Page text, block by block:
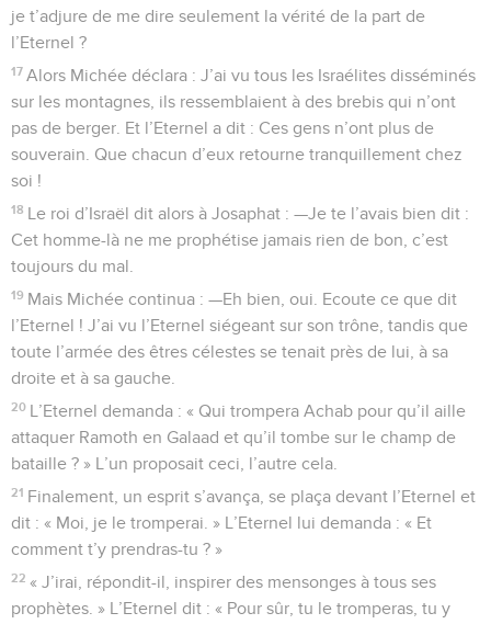
je t’adjure de me dire seulement la vérité de la part de
l’Eternel ?
17 Alors Michée déclara : J’ai vu tous les Israélites disséminés
sur les montagnes, ils ressemblaient à des brebis qui n’ont
pas de berger. Et l’Eternel a dit : Ces gens n’ont plus de
souverain. Que chacun d’eux retourne tranquillement chez
soi !
18 Le roi d’Israël dit alors à Josaphat : —Je te l’avais bien dit :
Cet homme-là ne me prophétise jamais rien de bon, c’est
toujours du mal.
19 Mais Michée continua : —Eh bien, oui. Ecoute ce que dit
l’Eternel ! J’ai vu l’Eternel siégeant sur son trône, tandis que
toute l’armée des êtres célestes se tenait près de lui, à sa
droite et à sa gauche.
20 L’Eternel demanda : « Qui trompera Achab pour qu’il aille
attaquer Ramoth en Galaad et qu’il tombe sur le champ de
bataille ? » L’un proposait ceci, l’autre cela.
21 Finalement, un esprit s’avança, se plaça devant l’Eternel et
dit : « Moi, je le tromperai. » L’Eternel lui demanda : « Et
comment t’y prendras-tu ? »
22 « J’irai, répondit-il, inspirer des mensonges à tous ses
prophètes. » L’Eternel dit : « Pour sûr, tu le tromperas, tu y